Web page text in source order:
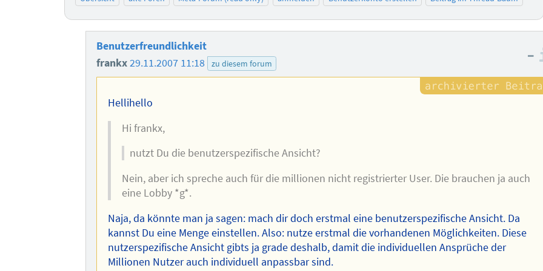
Benutzerfreundlichkeit
frankx29.11.2007 11:18 zu diesem forum –
Hellihello
Hi frankx,
nutzt Du die benutzerspezifische Ansicht?
Nein, aber ich spreche auch für die millionen nicht registrierter User. Die brauchen ja auch
eine Lobby *g*.
Naja, da könnte man ja sagen: mach dir doch erstmal eine benutzerspezifische Ansicht. Da
kannst Du eine Menge einstellen. Also: nutze erstmal die vorhandenen Möglichkeiten. Diese
nutzerspezifische Ansicht gibts ja grade deshalb, damit die individuellen Ansprüche der
Millionen Nutzer auch individuell anpassbar sind.